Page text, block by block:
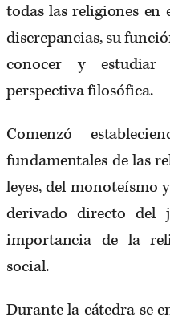
todas las religiones en
discrepancias, su
conocer y
perspectiva filosófica.
Comenzó
fundamentales de las
leyes, del monoteísmo
derivado directo del
importancia de la
social.
Durante la cátedra se